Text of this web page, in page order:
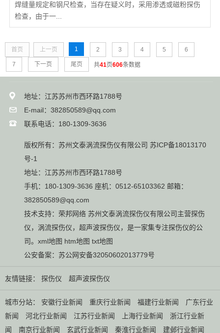
焊缝量规定和钢尺检查，当存在疑义时，采用渗透或磁粉探伤
检查，由于一...
首页 上一页 1 2 3 4 5 6
7 下一页 尾页 共41页606条数据
地址：江苏苏州市西环路1788号
E-mail：382850589@qq.com
联系电话：180-1309-3636
版权所有：苏州文泰涡流探伤仪有限公司 苏ICP备18013170
号-1
地址：江苏苏州市西环路1788号
手机：180-1309-3636 座机：0512-65103362 邮箱：
382850589@qq.com
技术支持： 荣邦网络苏州文泰涡流探伤仪有限公司主营探伤
仪， 涡流探伤仪， 超声波探伤仪，是一家集专注探伤仪的公
司。 xml地图 htm地图 txt地图
公安备案： 苏公网安备32050602013779号
友情链接： 探伤仪 超声波探伤仪
城市分站： 安徽行业新闻 重庆行业新闻 福建行业新闻
广东行业
新闻
河北行业新闻 江苏行业新闻 上海行业新闻
浙江行业新
闻
南京行业新闻 玄武行业新闻 秦淮行业新闻 建邺行业新闻